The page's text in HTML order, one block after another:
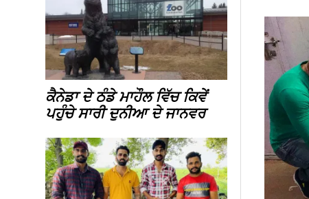
ਕੈਨੇਡਾ ਦੇ ਠੰਡੇ ਮਾਹੌਲ ਵਿੱਚ ਕਿਵੇਂ
ਪਹੁੰਚੇ ਸਾਰੀ ਦੁਨੀਆ ਦੇ ਜਾਨਵਰ